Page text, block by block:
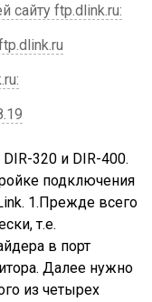
сайту ftp.dlink.ru:
320 и DIR-400.
подключения
1.Прежде всего
т.е.
в порт
Далее нужно
из четырех